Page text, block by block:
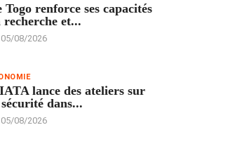
Togo renforce ses capacités
recherche et...
05/08/2026
lance des ateliers sur
dans...
05/08/2026